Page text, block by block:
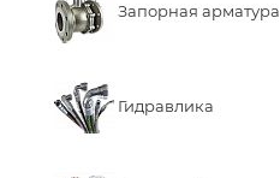
Запорная арматура
Гидравлика